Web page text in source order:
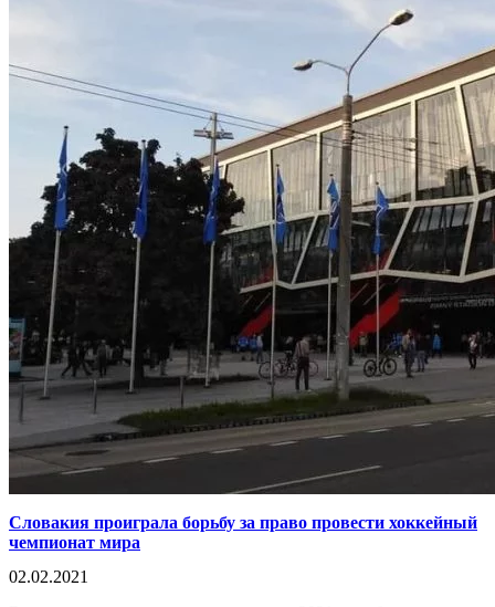
Словакия проиграла борьбу за право провести хоккейный
чемпионат мира
02.02.2021